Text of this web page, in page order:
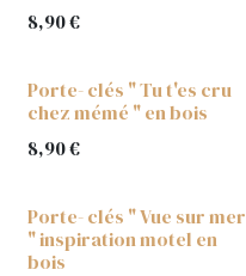
8,90€
Porte- clés " Tu t'es cru
chez mémé " en bois
8,90€
Porte- clés " Vue sur mer
" inspiration motel en
bois